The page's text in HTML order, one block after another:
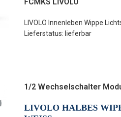
LIVOLO Innenleben Wippe
Lieferstatus: lieferbar
1/2 Wechselschalter
LIVOLO HALBES